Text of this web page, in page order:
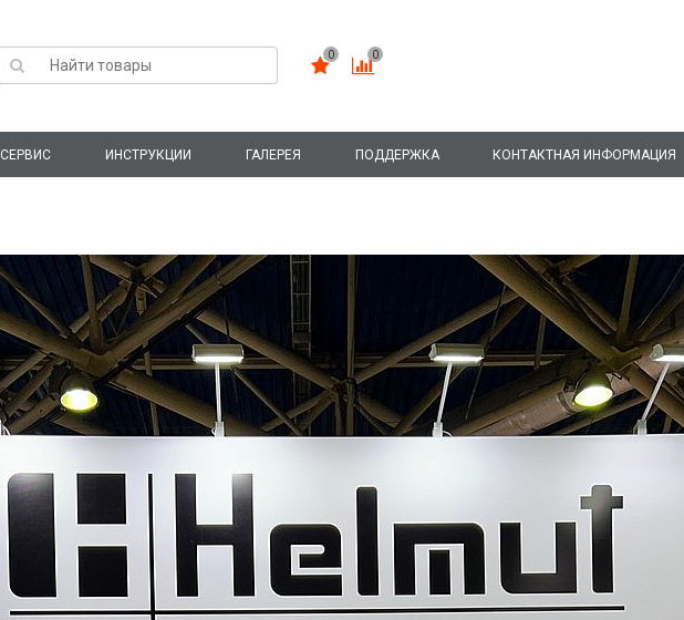
0 0
СЕРВИС ИНСТРУКЦИИ ГАЛЕРЕЯ ПОДДЕРЖКА КОНТАКТНАЯ ИНФОРМАЦИЯ